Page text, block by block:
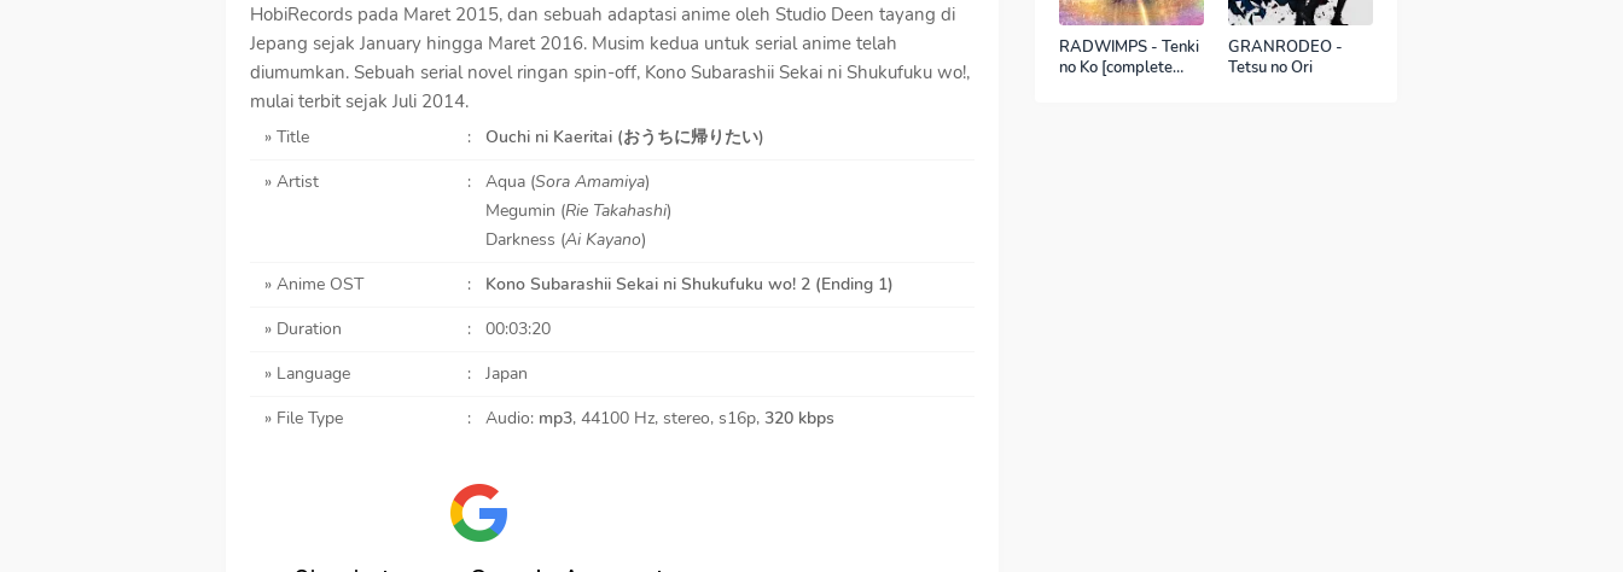
HobiRecords pada Maret 2015, dan sebuah adaptasi anime oleh Studio Deen tayang di
Jepang sejak January hingga Maret 2016. Musim kedua untuk serial anime telah
diumumkan. Sebuah serial novel ringan spin-off, Kono Subarashii Sekai ni Shukufuku wo!,
mulai terbit sejak Juli 2014.
» Title :
Ouchi ni Kaeritai (おうちに帰りたい)
» Artist
: Aqua (Sora Amamiya)
Megumin (Rie Takahashi)
Darkness (Ai Kayano)
» Anime OST
: Kono Subarashii Sekai ni Shukufuku wo! 2 (Ending 1)
» Duration
:
00:03:20
» Language
:
Japan
» File Type
: Audio: mp3, 44100 Hz, stereo, s16p, 320 kbps
RADWIMPS - Tenki
no Ko [complete
GRANRODEO -
Tetsu no Ori